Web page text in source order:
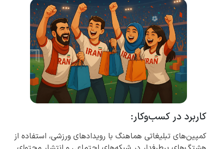
کاربرد در کسب‌وکار:
کمپین‌های تبلیغاتی هماهنگ با رویدادهای ورزشی، استفاده از